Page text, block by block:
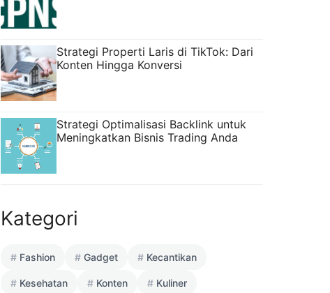
Strategi Properti Laris di TikTok: Dari
Konten Hingga Konversi
Strategi Optimalisasi Backlink untuk
Meningkatkan Bisnis Trading Anda
Kategori
Fashion Gadget Kecantikan
Kesehatan Konten Kuliner